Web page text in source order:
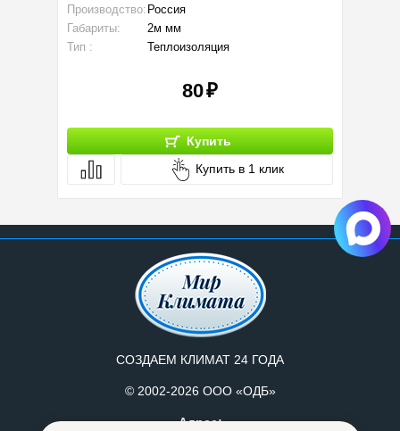
Производство: Россия
Габариты:
2м мм
Тип :
Теплоизоляция
80
Купить
Купить в 1 клик
СОЗДАЕМ КЛИМАТ 24 ГОДА
© 2002-2026 ООО «ОДБ»
Адрес: